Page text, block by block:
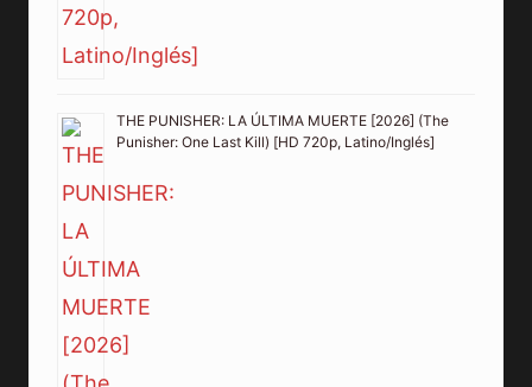
THE PUNISHER: LA ÚLTIMA MUERTE [2026] (The
Punisher: One Last Kill) [HD 720p, Latino/Inglés]